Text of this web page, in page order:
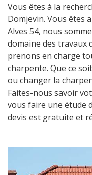
Vous êtes à la
Domjevin. Vous êtes
Alves 54, nous
domaine des travaux
prenons en charge
charpente. Que ce
ou changer la
Faites-nous savoir
vous faire une étude
devis est gratuite et